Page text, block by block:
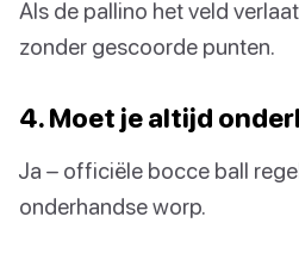
Als de pallino het veld
zonder gescoorde punten.
4. Moet je altijd
Ja – officiële bocce ball
onderhandse worp.